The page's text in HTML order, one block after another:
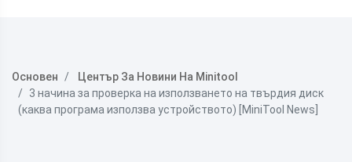
Основен
Център За Новини На Minitool
3 начина за проверка на използването на твърдия диск
(каква програма използва устройството) [MiniTool News]